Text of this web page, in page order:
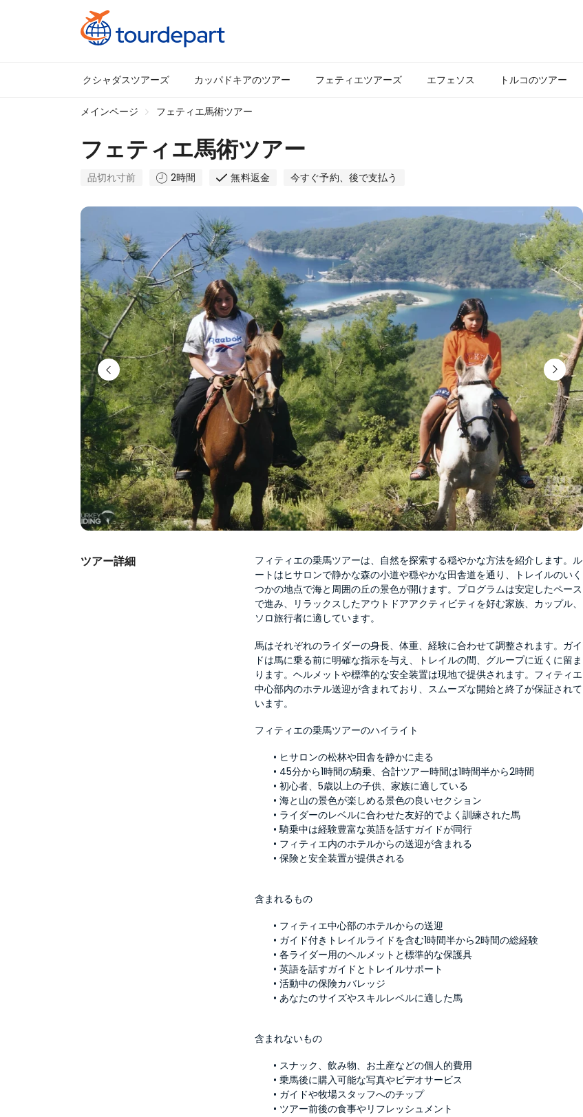
クシャダスツアーズ カッパドキアのツアー フェティエツアーズ エフェソス トルコのツアー
メインページ フェティエ馬術ツアー
フェティエ馬術ツアー
品切れ寸前 2時間 無料返金 今すぐ予約、後で支払う
ツアー詳細
フィティエの乗馬ツアーは、自然を探索する穏やかな方法を紹介します。ル
ートはヒサロンで静かな森の小道や穏やかな田舎道を通り、トレイルのいく
つかの地点で海と周囲の丘の景色が開けます。プログラムは安定したペース
で進み、リラックスしたアウトドアアクティビティを好む家族、カップル、
ソロ旅行者に適しています。
馬はそれぞれのライダーの身長、体重、経験に合わせて調整されます。ガイ
ドは馬に乗る前に明確な指示を与え、トレイルの間、グループに近くに留ま
ります。ヘルメットや標準的な安全装置は現地で提供されます。フィティエ
中心部内のホテル送迎が含まれており、スムーズな開始と終了が保証されて
います。
フィティエの乗馬ツアーのハイライト
ヒサロンの松林や田舎を静かに走る
45分から1時間の騎乗、合計ツアー時間は1時間半から2時間
初心者、5歳以上の子供、家族に適している
海と山の景色が楽しめる景色の良いセクション
ライダーのレベルに合わせた友好的でよく訓練された馬
騎乗中は経験豊富な英語を話すガイドが同行
フィティエ内のホテルからの送迎が含まれる
保険と安全装置が提供される
含まれるもの
フィティエ中心部のホテルからの送迎
ガイド付きトレイルライドを含む1時間半から2時間の総経験
各ライダー用のヘルメットと標準的な保護具
英語を話すガイドとトレイルサポート
活動中の保険カバレッジ
あなたのサイズやスキルレベルに適した馬
含まれないもの
スナック、飲み物、お土産などの個人的費用
乗馬後に購入可能な写真やビデオサービス
ガイドや牧場スタッフへのチップ
ツアー前後の食事やリフレッシュメント